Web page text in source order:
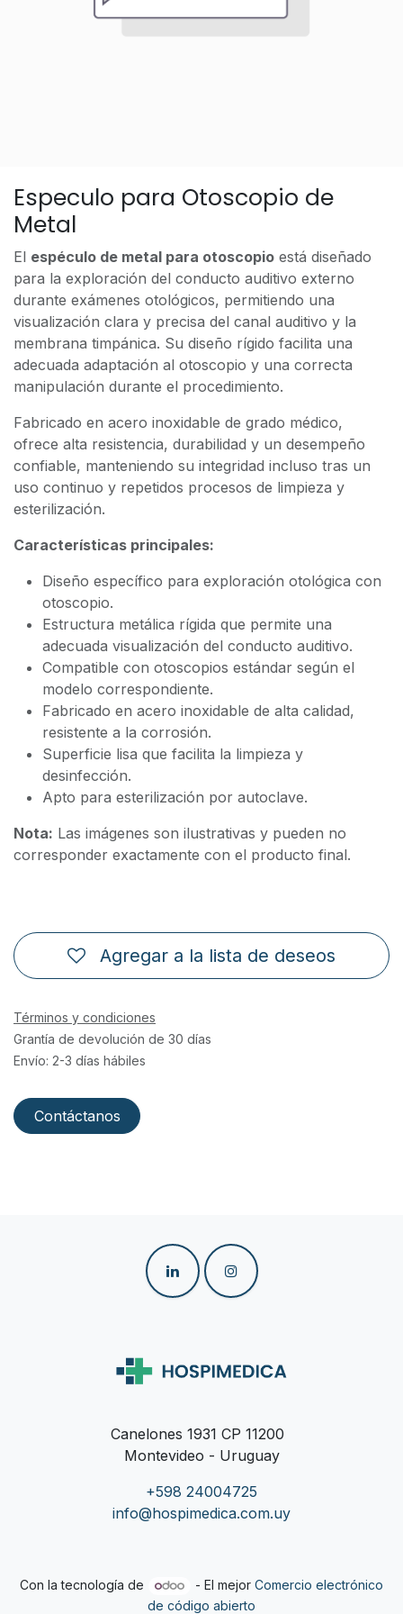
Especulo para Otoscopio de
Metal
El espéculo de metal para otoscopio está diseñado
para la exploración del conducto auditivo externo
durante exámenes otológicos, permitiendo una
visualización clara y precisa del canal auditivo y la
membrana timpánica. Su diseño rígido facilita una
adecuada adaptación al otoscopio y una correcta
manipulación durante el procedimiento.
Fabricado en acero inoxidable de grado médico,
ofrece alta resistencia, durabilidad y un desempeño
confiable, manteniendo su integridad incluso tras un
uso continuo y repetidos procesos de limpieza y
esterilización.
Características principales:
Diseño específico para exploración otológica con
otoscopio.
Estructura metálica rígida que permite una
adecuada visualización del conducto auditivo.
Compatible con otoscopios estándar según el
modelo correspondiente.
Fabricado en acero inoxidable de alta calidad,
resistente a la corrosión.
Superficie lisa que facilita la limpieza y
desinfección.
Apto para esterilización por autoclave.
Nota: Las imágenes son ilustrativas y pueden no
corresponder exactamente con el producto final.
Agregar a la lista de deseos
Términos y condiciones
Grantía de devolución de 30 días
Envío: 2-3 días hábiles
Contáctanos
Canelones 1931 CP 11200
Montevideo - Uruguay
+598 24004725
info@hospimedica.com.uy
Con la tecnología de - El mejor Comercio electrónico
de código abierto